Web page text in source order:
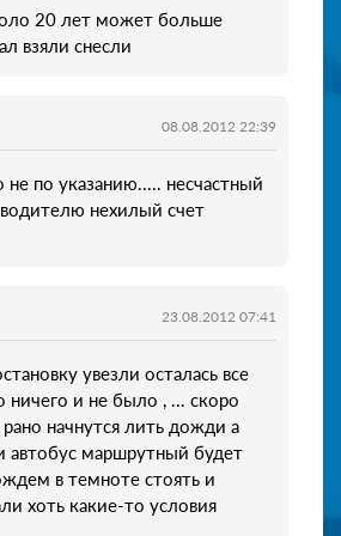
20 лет может больше
взяли снесли
08.08.2012 22:39
не по указанию..... несчастный
нехилый счет
23.08.2012 07:41
увезли осталась все
ничего и не было , ... скоро
начнутся лить дожди а
автобус маршрутный будет
в темноте стоять и
хоть какие-то условия